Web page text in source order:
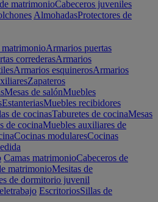
matrimonioCabeceros juveniles
AlmohadasProtectores de
Armarios puertas
correderasArmarios
Armarios esquinerosArmarios
Zapateros
Mesas de salónMuebles
EstanteriasMuebles recibidores
de cocinasTaburetes de cocinaMesas
de cocinaMuebles auxiliares de
Cocinas modularesCocinas
Camas matrimonioCabeceros de
matrimonioMesitas de
de dormitorio juvenil
EscritoriosSillas de